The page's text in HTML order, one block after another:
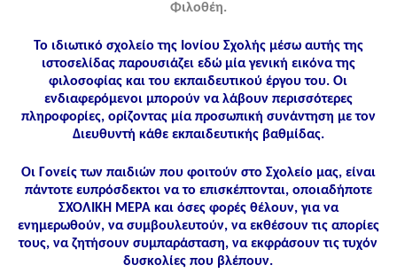
Φιλοθέη.
Το ιδιωτικό σχολείο της Ιονίου Σχολής μέσω αυτής της
ιστοσελίδας παρουσιάζει εδώ μία γενική εικόνα της
φιλοσοφίας και του εκπαιδευτικού έργου του. Οι
ενδιαφερόμενοι μπορούν να λάβουν περισσότερες
πληροφορίες, ορίζοντας μία προσωπική συνάντηση με τον
Διευθυντή κάθε εκπαιδευτικής βαθμίδας.
Οι Γονείς των παιδιών που φοιτούν στο Σχολείο μας, είναι
πάντοτε ευπρόσδεκτοι να το επισκέπτονται, οποιαδήποτε
ΣΧΟΛΙΚΗ ΜΕΡΑ και όσες φορές θέλουν, για να
ενημερωθούν, να συμβουλευτούν, να εκθέσουν τις απορίες
τους, να ζητήσουν συμπαράσταση, να εκφράσουν τις τυχόν
δυσκολίες που βλέπουν.